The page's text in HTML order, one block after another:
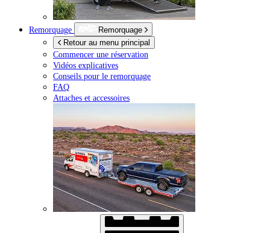
Remorquage
Remorquage
Retour au menu principal
Commencer une réservation
Vidéos explicatives
Conseils pour le remorquage
FAQ
Attaches et accessoires